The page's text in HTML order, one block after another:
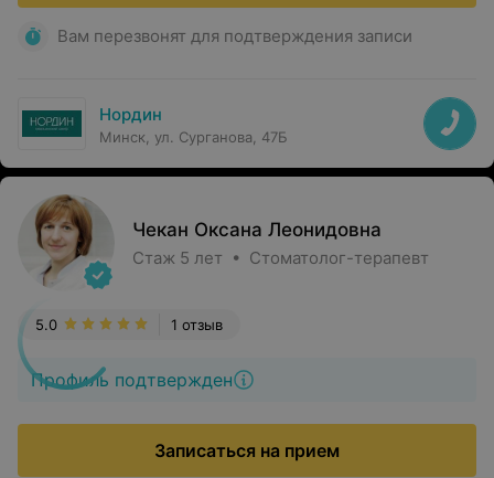
Вам перезвонят для подтверждения записи
Нордин
Минск, ул. Сурганова, 47Б
Чекан Оксана Леонидовна
Стаж 5 лет • Стоматолог-терапевт
Профиль подтвержден
1 отзыв
5.0
Записаться на прием